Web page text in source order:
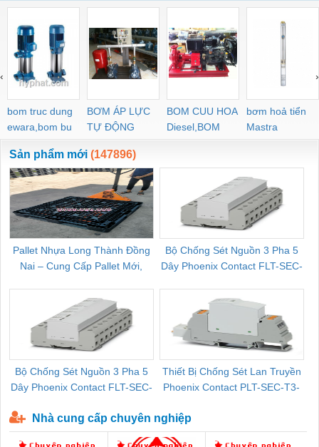
bom truc dung
ewara,bom bu
ewara
BƠM ÁP LỰC
TỰ ĐỘNG
BOM CUU HOA
Diesel,BOM
CHUA CHAY
bơm hoả tiển
Mastra
‹ ›
Sản phẩm mới (147896)
Pallet Nhựa Long Thành Đồng
Nai – Cung Cấp Pallet Mới,
Bộ Chống Sét Nguồn 3 Pha 5
Dây Phoenix Contact FLT-SEC-
Bộ Chống Sét Nguồn 3 Pha 5
Dây Phoenix Contact FLT-SEC-
Thiết Bị Chống Sét Lan Truyền
Phoenix Contact PLT-SEC-T3-
Nhà cung cấp chuyên nghiệp